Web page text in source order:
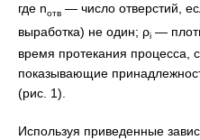
где nотв — число отверстий,
выработка) не один; ρi —
время протекания процесса,
показывающие
(рис. 1).
Используя приведенные